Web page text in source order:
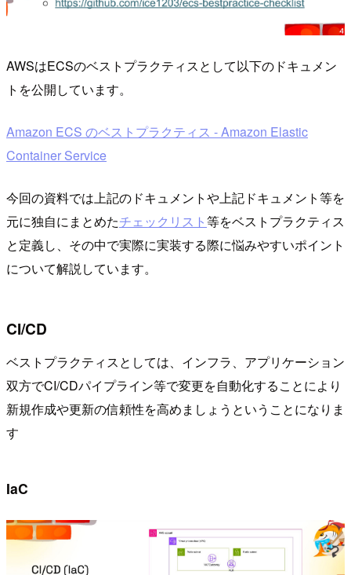
AWSはECSのベストプラクティスとして以下のドキュメン
トを公開しています。
Amazon ECS のベストプラクティス - Amazon Elastic
Container Service
今回の資料では上記のドキュメントや上記ドキュメント等を
元に独自にまとめたチェックリスト等をベストプラクティス
と定義し、その中で実際に実装する際に悩みやすいポイント
について解説しています。
CI/CD
ベストプラクティスとしては、インフラ、アプリケーション
双方でCI/CDパイプライン等で変更を自動化することにより
新規作成や更新の信頼性を高めましょうということになりま
す
IaC